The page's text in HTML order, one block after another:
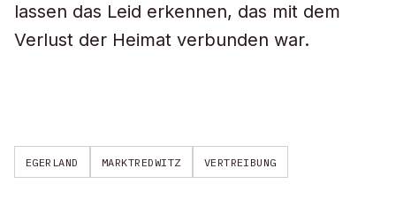
lassen das Leid erkennen, das mit dem
Verlust der Heimat verbunden war.
EGERLAND MARKTREDWITZ VERTREIBUNG